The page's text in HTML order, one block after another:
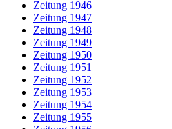
Zeitung 1946
Zeitung 1947
Zeitung 1948
Zeitung 1949
Zeitung 1950
Zeitung 1951
Zeitung 1952
Zeitung 1953
Zeitung 1954
Zeitung 1955